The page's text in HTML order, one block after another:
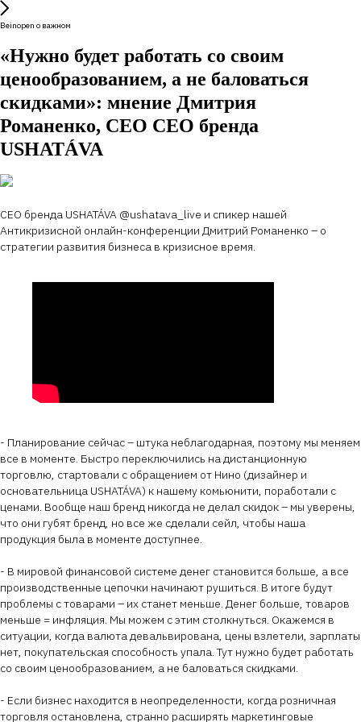
Beinopen о важном
«Нужно будет работать со своим
ценообразованием, а не баловаться
скидками»: мнение Дмитрия
Романенко, СEO СЕО бренда
USHATÁVA
СЕО бренда USHATÁVA @ushatava_live и спикер нашей
Антикризисной онлайн-конференции Дмитрий Романенко – о
стратегии развития бизнеса в кризисное время.
- Планирование сейчас – штука неблагодарная, поэтому мы меняем
все в моменте. Быстро переключились на дистанционную
торговлю, стартовали с обращением от Нино (дизайнер и
основательница USHATÁVA) к нашему комьюнити, поработали с
ценами. Вообще наш бренд никогда не делал скидок – мы уверены,
что они губят бренд, но все же сделали сейл, чтобы наша
продукция была в моменте доступнее.
- В мировой финансовой системе денег становится больше, а все
производственные цепочки начинают рушиться. В итоге будут
проблемы с товарами – их станет меньше. Денег больше, товаров
меньше = инфляция. Мы можем с этим столкнуться. Окажемся в
ситуации, когда валюта девальвирована, цены взлетели, зарплаты
нет, покупательская способность упала. Тут нужно будет работать
со своим ценообразованием, а не баловаться скидками.
- Если бизнес находится в неопределенности, когда розничная
торговля остановлена, странно расширять маркетинговые